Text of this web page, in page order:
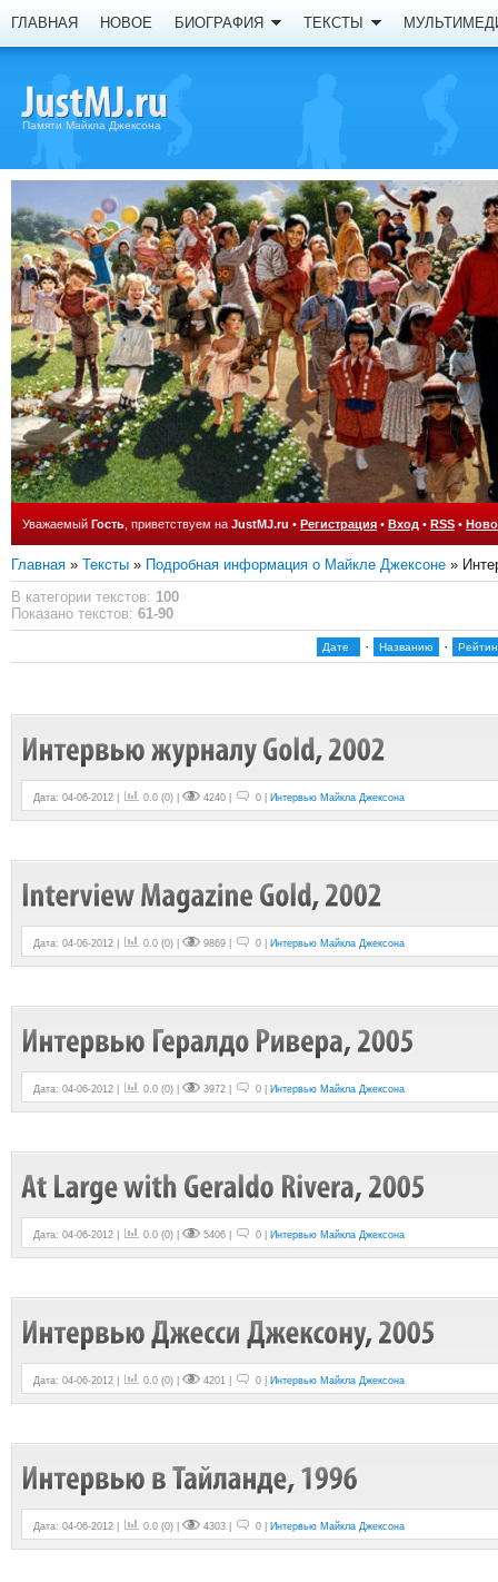
ГЛАВНАЯ НОВОЕ БИОГРАФИЯ ТЕКСТЫ
Памяти Майкла Джексона
Уважаемый Гость , приветствуем на JustMJ.ru • Регистрация • Вход • RSS •
Главная » Тексты » Подробная информация о Майкле Джексоне »
В категории текстов: 100
Показано текстов: 61-90
Дате · Названию ·
Дата: 04-06-2012 | 0.0 (0) | 4240 | 0 | Интервью Майкла Джексона
Дата: 04-06-2012 | 0.0 (0) | 9869 | 0 | Интервью Майкла Джексона
Дата: 04-06-2012 | 0.0 (0) | 3972 | 0 | Интервью Майкла Джексона
Дата: 04-06-2012 | 0.0 (0) | 5406 | 0 | Интервью Майкла Джексона
Дата: 04-06-2012 | 0.0 (0) | 4201 | 0 | Интервью Майкла Джексона
Дата: 04-06-2012 | 0.0 (0) | 4303 | 0 | Интервью Майкла Джексона